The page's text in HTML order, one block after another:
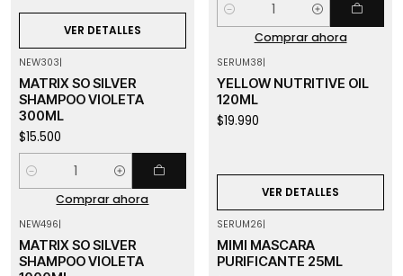
VER DETALLES
Cantidad
Comprar ahora
NEW303|
MATRIX SO SILVER
SHAMPOO VIOLETA
300ML
$15.500
Cantidad
Comprar ahora
SERUM38|
YELLOW NUTRITIVE OIL
120ML
$19.990
VER DETALLES
NEW496|
MATRIX SO SILVER
SHAMPOO VIOLETA
SERUM26|
MIMI MASCARA
PURIFICANTE 25ML